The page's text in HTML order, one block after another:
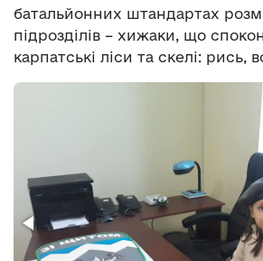
батальйонних штандартах
підрозділів – хижаки, що
карпатські ліси та скелі: рись,